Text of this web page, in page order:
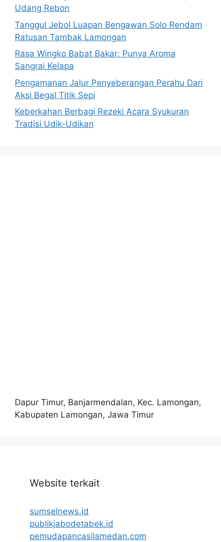
Udang Rebon
Tanggul Jebol Luapan Bengawan Solo Rendam
Ratusan Tambak Lamongan
Rasa Wingko Babat Bakar: Punya Aroma
Sangrai Kelapa
Pengamanan Jalur Penyeberangan Perahu Dari
Aksi Begal Titik Sepi
Keberkahan Berbagi Rezeki Acara Syukuran
Tradisi Udik-Udikan
Dapur Timur, Banjarmendalan, Kec. Lamongan,
Kabupaten Lamongan, Jawa Timur
Website terkait
sumselnews.id
publikjabodetabek.id
pemudapancasilamedan.com